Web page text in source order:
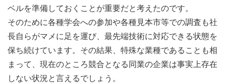
ベルを準備しておくことが重要だと考えたのです。
そのために各種学会への参加や各種見本市等での調査も社
長自らがマメに足を運び、最先端技術に対応できる状態を
保ち続けています。その結果、特殊な業種であることも相
まって、現在のところ競合となる同業の企業は事実上存在
しない状況と言えるでしょう。